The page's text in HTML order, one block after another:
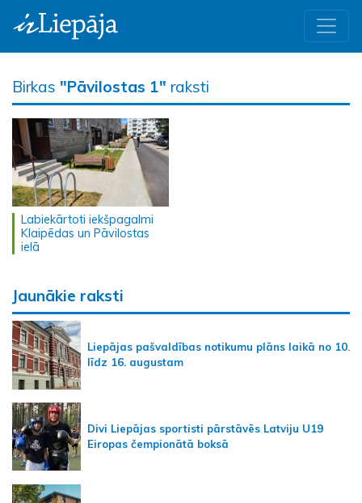
Birkas "Pāvilostas 1" raksti
Labiekārtoti iekšpagalmi
Klaipēdas un Pāvilostas
ielā
Jaunākie raksti
Liepājas pašvaldības notikumu plāns laikā no 10.
līdz 16. augustam
Divi Liepājas sportisti pārstāvēs Latviju U19
Eiropas čempionātā boksā